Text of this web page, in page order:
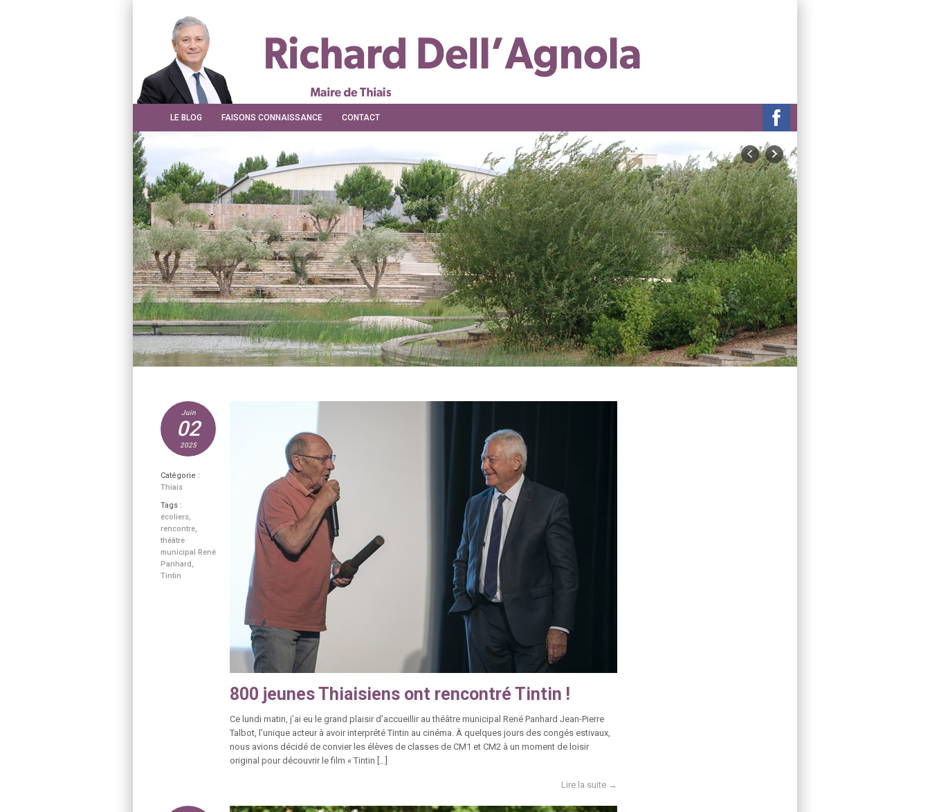
LE BLOG FAISONS CONNAISSANCE CONTACT
Juin
02
2025
Catégorie :
Thiais
Tags :
écoliers,
rencontre,
théâtre
municipal René
Panhard,
Tintin
800 jeunes Thiaisiens ont rencontré Tintin !
Ce lundi matin, j’ai eu le grand plaisir d’accueillir au théâtre municipal René Panhard Jean-Pierre
Talbot, l’unique acteur à avoir interprété Tintin au cinéma. À quelques jours des congés estivaux,
nous avions décidé de convier les élèves de classes de CM1 et CM2 à un moment de loisir
original pour découvrir le film « Tintin […]
Lire la suite →